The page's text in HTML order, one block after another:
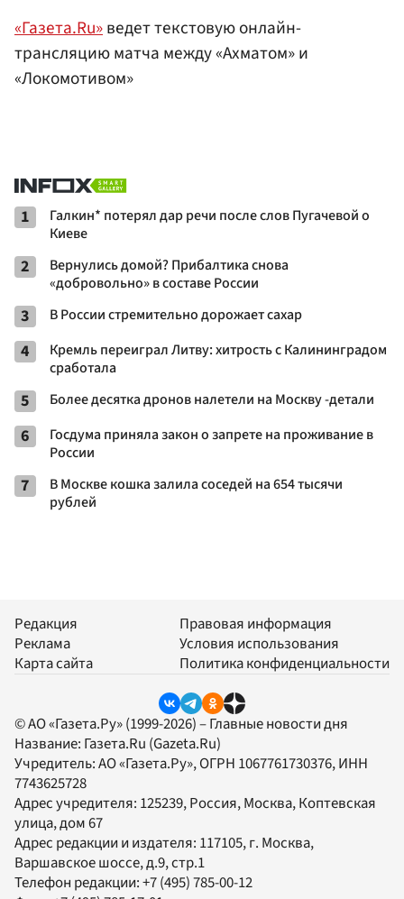
«Газета.Ru»ведет текстовую онлайн-
трансляцию матча между «Ахматом» и
«Локомотивом»
1
Галкин* потерял дар речи после слов Пугачевой о
Киеве
2
Вернулись домой? Прибалтика снова
«добровольно» в составе России
3 В России стремительно дорожает сахар
4
Кремль переиграл Литву: хитрость с Калининградом
сработала
5 Более десятка дронов налетели на Москву -детали
6
Госдума приняла закон о запрете на проживание в
России
7
В Москве кошка залила соседей на 654 тысячи
рублей
Редакция
Реклама
Карта сайта
Правовая информация
Условия использования
Политика конфиденциальности
© АО «Газета.Ру» (1999-2026) – Главные новости дня
Название: Газета.Ru (Gazeta.Ru)
Учредитель:АО «Газета.Ру», ОГРН 1067761730376, ИНН
7743625728
Адрес учредителя: 125239, Россия, Москва, Коптевская
улица, дом 67
Адрес редакции и издателя: 117105, г. Москва,
Варшавское шоссе, д.9, стр.1
Телефон редакции:+7 (495) 785-00-12